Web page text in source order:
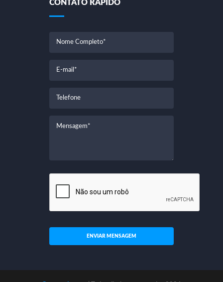
CONTATO RÁPIDO
ENVIAR MENSAGEM